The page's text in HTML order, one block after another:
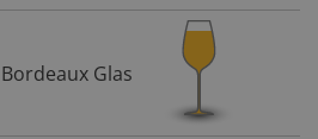
Bordeaux Glas